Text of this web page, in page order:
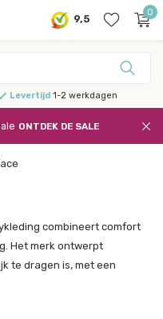
9,5
0
Levertijd1-2 werkdagen
ONTDEK DE SALE
combineert comfort
Het merk ontwerpt
te dragen is, met een